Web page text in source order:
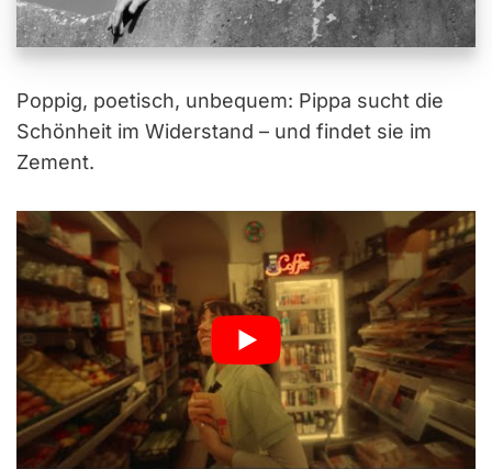
Poppig, poetisch, unbequem: Pippa sucht die
Schönheit im Widerstand – und findet sie im
Zement.